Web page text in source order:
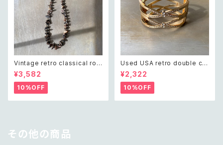
Vintage retro classical rou
gh cut shell beads necklac
e レトロ ヴィンテージ アクセサ
リー クラシカル ラフカット シェ
ル ビーズ ネックレス
¥3,582
10%OFF
Used USA retro double cro
ss crystal bijou bangle レト
ロ アメリカ ユーズド アクセサリ
ー ゴールド ダブル クロス ビジ
ュー バングル
¥2,322
10%OFF
その他の商品